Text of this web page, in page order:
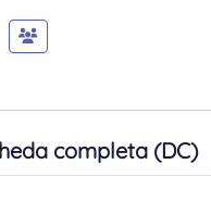
completa (DC)